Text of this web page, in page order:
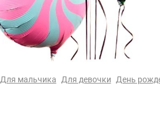
Для мальчика Для девочки День